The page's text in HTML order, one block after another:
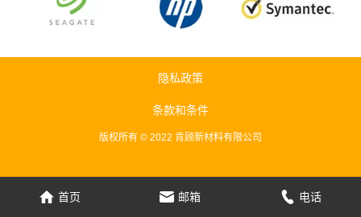
隐私政策
条款和条件
版权所有 © 2022 肯顾新材料有限公司
首页 邮箱 电话